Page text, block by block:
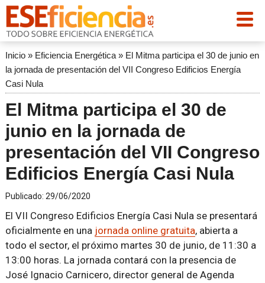
Inicio» Eficiencia Energética» El Mitma participa el 30 de junio en
la jornada de presentación del VII Congreso Edificios Energía
Casi Nula
El Mitma participa el 30 de
junio en la jornada de
presentación del VII Congreso
Edificios Energía Casi Nula
Publicado: 29/06/2020
El VII Congreso Edificios Energía Casi Nula se presentará
oficialmente en una jornada online gratuita, abierta a
todo el sector, el próximo martes 30 de junio, de 11:30 a
13:00 horas. La jornada contará con la presencia de
José Ignacio Carnicero, director general de Agenda